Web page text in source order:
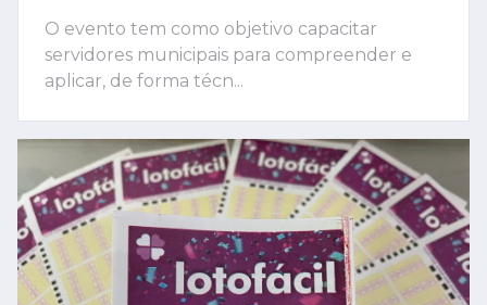
O evento tem como objetivo capacitar
servidores municipais para compreender e
aplicar, de forma técn...